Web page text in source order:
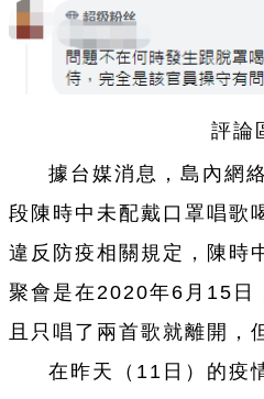
評論
據台媒消息，島內網
段陳時中未配戴口罩唱歌
違反防疫相關規定，陳時
聚會是在2020年6月15日
且只唱了兩首歌就離開，
在昨天（11日）的疫